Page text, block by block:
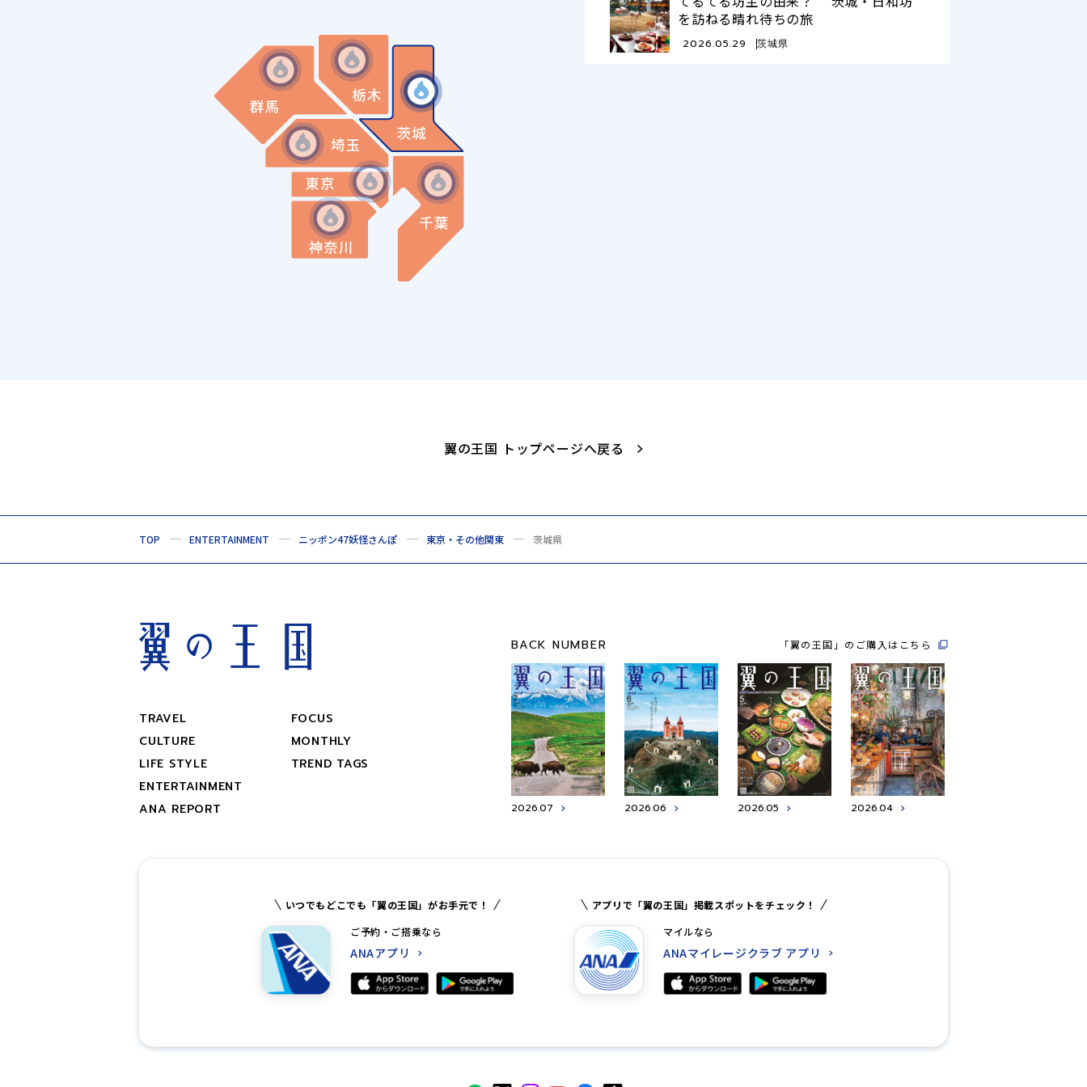
を訪ねる晴れ待ちの旅
2026.05.29 茨城県
翼の王国 トップページへ戻る
TOP ENTERTAINMENT ニッポン47妖怪さんぽ 東京・その他関東 茨城県
TRAVEL
CULTURE
LIFE STYLE
ENTERTAINMENT
ANA REPORT
FOCUS
MONTHLY
TREND TAGS
BACK NUMBER
2026.07 2026.06 2026.05 2026.04
「翼の王国」のご購入はこちら
いつでもどこでも「翼の王国」がお手元で！
ご予約・ご搭乗なら
ANAアプリ
アプリで「翼の王国」掲載スポットをチェック！
マイルなら
ANAマイレージクラブ アプリ